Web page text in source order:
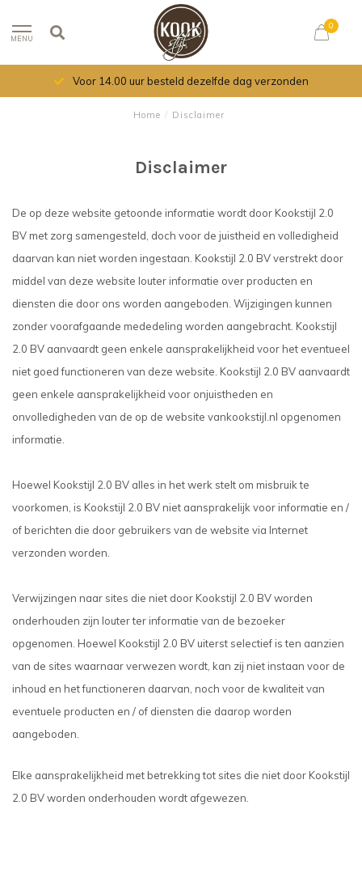
MENU
0
Voor 14.00 uur besteld dezelfde dag verzonden
Home / Disclaimer
Disclaimer
De op deze website getoonde informatie wordt door Kookstijl 2.0
BV met zorg samengesteld, doch voor de juistheid en volledigheid
daarvan kan niet worden ingestaan. Kookstijl 2.0 BV verstrekt door
middel van deze website louter informatie over producten en
diensten die door ons worden aangeboden. Wijzigingen kunnen
zonder voorafgaande mededeling worden aangebracht. Kookstijl
2.0 BV aanvaardt geen enkele aansprakelijkheid voor het eventueel
niet goed functioneren van deze website. Kookstijl 2.0 BV aanvaardt
geen enkele aansprakelijkheid voor onjuistheden en
onvolledigheden van de op de website vankookstijl.nl opgenomen
informatie.
Hoewel Kookstijl 2.0 BV alles in het werk stelt om misbruik te
voorkomen, is Kookstijl 2.0 BV niet aansprakelijk voor informatie en /
of berichten die door gebruikers van de website via Internet
verzonden worden.
Verwijzingen naar sites die niet door Kookstijl 2.0 BV worden
onderhouden zijn louter ter informatie van de bezoeker
opgenomen. Hoewel Kookstijl 2.0 BV uiterst selectief is ten aanzien
van de sites waarnaar verwezen wordt, kan zij niet instaan voor de
inhoud en het functioneren daarvan, noch voor de kwaliteit van
eventuele producten en / of diensten die daarop worden
aangeboden.
Elke aansprakelijkheid met betrekking tot sites die niet door Kookstijl
2.0 BV worden onderhouden wordt afgewezen.